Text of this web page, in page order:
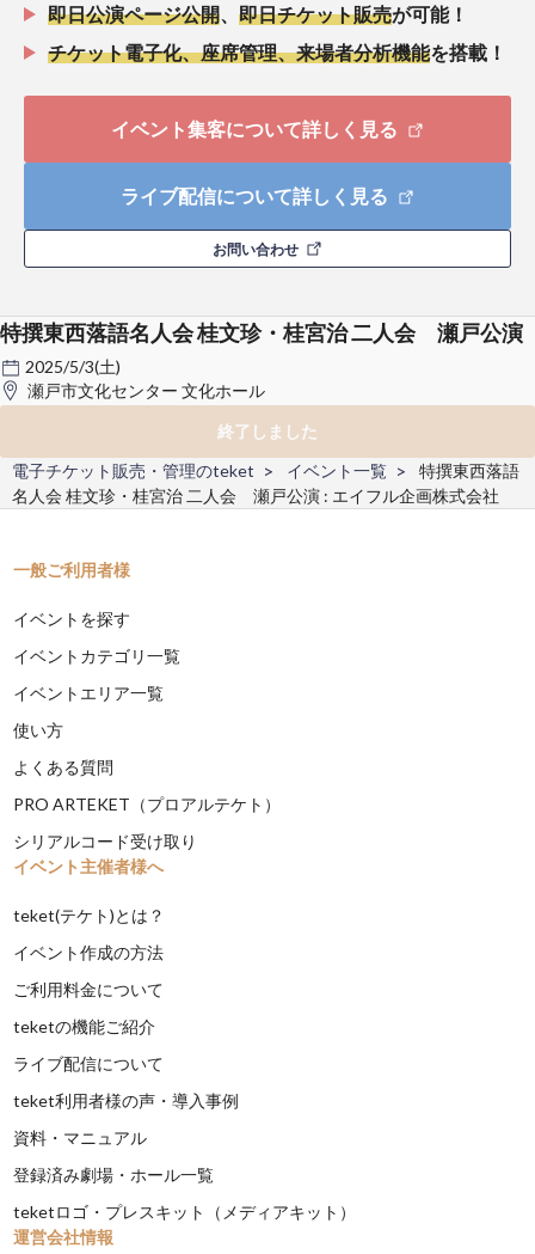
即日公演ページ公開
即日チケット販売が可能！
チケット電子化、座席管理、来場者分析機能を搭載！
イベント集客について詳しく見る
ライブ配信について詳しく見る
お問い合わせ
特撰東西落語名人会 桂文珍・桂宮治 二人会 瀬戸公演
2025/5/3(土)
瀬戸市文化センター 文化ホール
終了しました
電子チケット販売・管理のteket
イベント一覧
特撰東西落語
名人会 桂文珍・桂宮治 二人会 瀬戸公演 : エイフル企画株式会社
一般ご利用者様
イベントを探す
イベントカテゴリ一覧
イベントエリア一覧
使い方
よくある質問
PRO ARTEKET（プロアルテケト）
シリアルコード受け取り
イベント主催者様へ
teket(テケト)とは？
イベント作成の方法
ご利用料金について
teketの機能ご紹介
ライブ配信について
teket利用者様の声・導入事例
資料・マニュアル
登録済み劇場・ホール一覧
teketロゴ・プレスキット（メディアキット）
運営会社情報